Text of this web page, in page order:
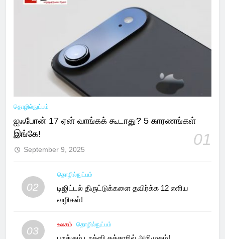
தொழில்நுட்பம்
ஐஃபோன் 17 ஏன் வாங்கக் கூடாது? 5 காரணங்கள்
இங்கே!
01
September 9, 2025
02
தொழில்நுட்பம்
டிஜிட்டல் திருட்டுக்களை தவிர்க்க 12 எளிய
வழிகள்!
03
உலகம் தொழில்நுட்பம்